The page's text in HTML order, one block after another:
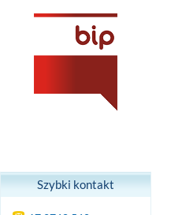
Szybki kontakt